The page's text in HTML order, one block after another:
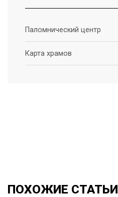
Паломнический центр
Карта храмов
ПОХОЖИЕ СТАТЬИ